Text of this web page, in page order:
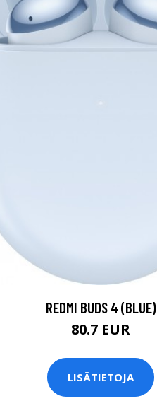
REDMI BUDS 4 (BLUE)
80.7 EUR
LISÄTIETOJA